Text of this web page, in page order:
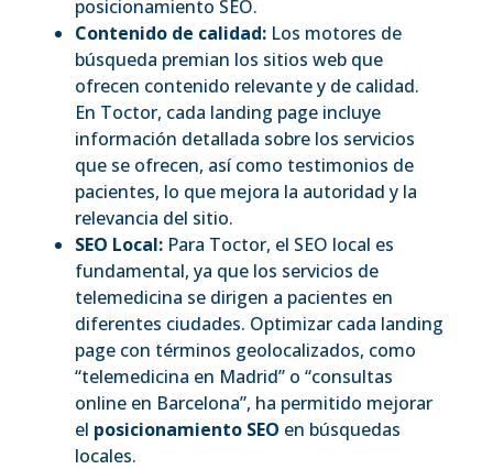
posicionamiento SEO.
Contenido de calidad: Los motores de
búsqueda premian los sitios web que
ofrecen contenido relevante y de calidad.
En Toctor, cada landing page incluye
información detallada sobre los servicios
que se ofrecen, así como testimonios de
pacientes, lo que mejora la autoridad y la
relevancia del sitio.
SEO Local: Para Toctor, el SEO local es
fundamental, ya que los servicios de
telemedicina se dirigen a pacientes en
diferentes ciudades. Optimizar cada landing
page con términos geolocalizados, como
“telemedicina en Madrid” o “consultas
online en Barcelona”, ha permitido mejorar
el posicionamiento SEO en búsquedas
locales.